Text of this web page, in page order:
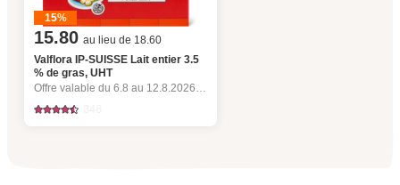
15%
15.80 au lieu de 18.60
Valflora IP-SUISSE Lait entier 3.5
% de gras, UHT
Offre valable du 6.8 au 12.8.2026, jusqu’à épuisement du stock.